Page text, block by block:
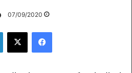
07/09/2020
فيسبوك ‫X